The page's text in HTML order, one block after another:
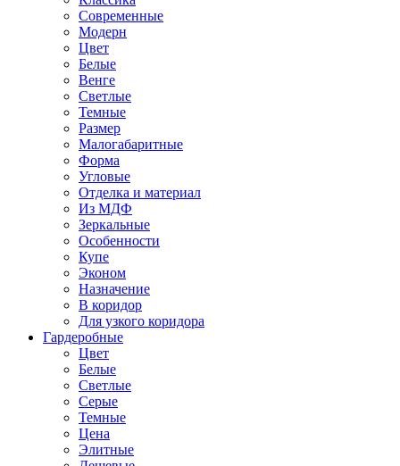
Современные
Модерн
Цвет
Белые
Венге
Светлые
Темные
Размер
Малогабаритные
Форма
Угловые
Отделка и материал
Из МДФ
Зеркальные
Особенности
Купе
Эконом
Назначение
В коридор
Для узкого коридора
Гардеробные
Цвет
Белые
Светлые
Серые
Темные
Цена
Элитные